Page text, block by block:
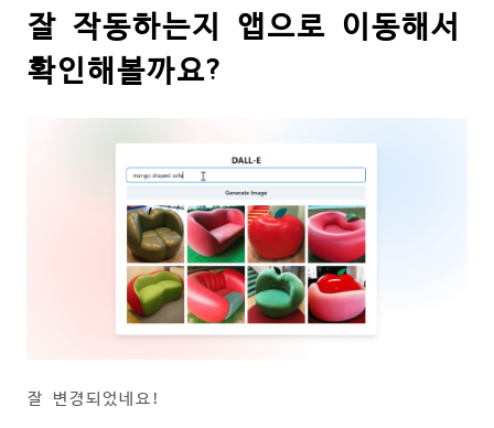
잘 작동하는지 앱으로 이동해서
확인해볼까요?
잘 변경되었네요!